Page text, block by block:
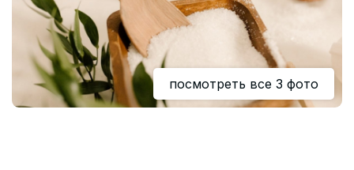
посмотреть все 3 фото
СОГЛАСИЕ на получение рекламных сообщений и
информации Пользователя МИРА ID
Контакты
Помощь